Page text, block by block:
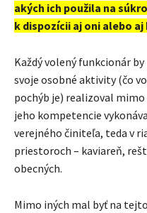
akých ich použila na
k dispozícii aj oni alebo aj
Každý volený funkcionár
svoje osobné aktivity (čo
pochýb je) realizoval
jeho kompetencie
verejného činiteľa, teda v
priestoroch – kaviareň,
obecných.
Mimo iných mal byť na